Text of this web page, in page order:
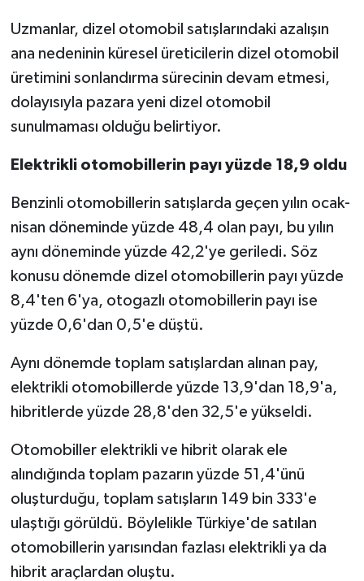
Uzmanlar, dizel otomobil satışlarındaki azalışın
ana nedeninin küresel üreticilerin dizel otomobil
üretimini sonlandırma sürecinin devam etmesi,
dolayısıyla pazara yeni dizel otomobil
sunulmaması olduğu belirtiyor.
Elektrikli otomobillerin payı yüzde 18,9 oldu
Benzinli otomobillerin satışlarda geçen yılın ocak-
nisan döneminde yüzde 48,4 olan payı, bu yılın
aynı döneminde yüzde 42,2'ye geriledi. Söz
konusu dönemde dizel otomobillerin payı yüzde
8,4'ten 6'ya, otogazlı otomobillerin payı ise
yüzde 0,6'dan 0,5'e düştü.
Aynı dönemde toplam satışlardan alınan pay,
elektrikli otomobillerde yüzde 13,9'dan 18,9'a,
hibritlerde yüzde 28,8'den 32,5'e yükseldi.
Otomobiller elektrikli ve hibrit olarak ele
alındığında toplam pazarın yüzde 51,4'ünü
oluşturduğu, toplam satışların 149 bin 333'e
ulaştığı görüldü. Böylelikle Türkiye'de satılan
otomobillerin yarısından fazlası elektrikli ya da
hibrit araçlardan oluştu.